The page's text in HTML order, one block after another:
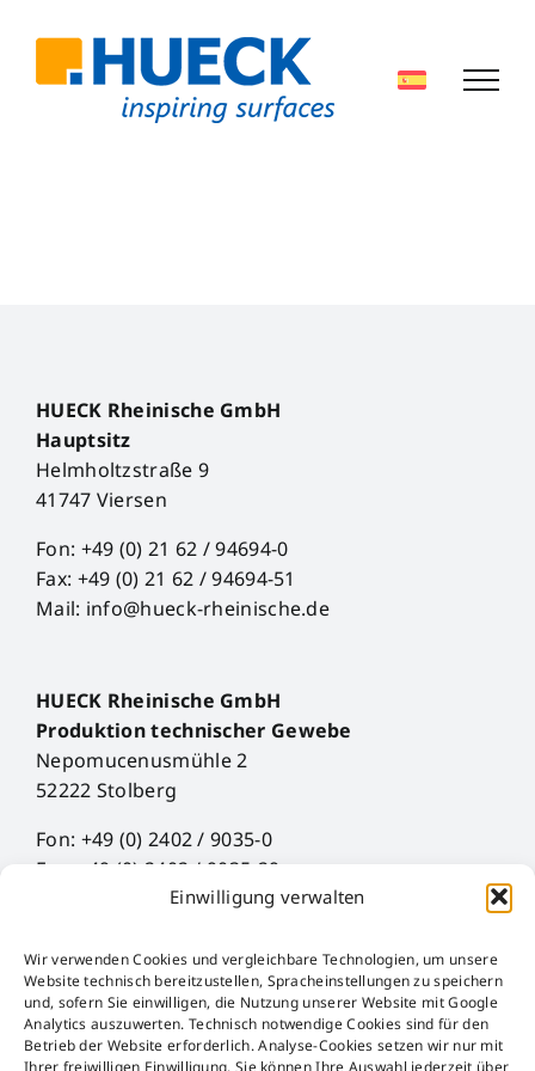
Einwilligung verwalten
Wir verwenden Cookies und vergleichbare Technologien, um unsere
Website technisch bereitzustellen, Spracheinstellungen zu speichern
und, sofern Sie einwilligen, die Nutzung unserer Website mit Google
Analytics auszuwerten. Technisch notwendige Cookies sind für den
Betrieb der Website erforderlich. Analyse-Cookies setzen wir nur mit
Ihrer freiwilligen Einwilligung. Sie können Ihre Auswahl jederzeit über
content
HUECK Rheinische GmbH
Hauptsitz
Helmholtzstraße 9
41747 Viersen
Fon: +49 (0) 21 62 / 94694-0
Fax: +49 (0) 21 62 / 94694-51
Mail: info@hueck-rheinische.de
HUECK Rheinische GmbH
Produktion technischer Gewebe
Nepomucenusmühle 2
52222 Stolberg
Fon: +49 (0) 2402 / 9035-0
Fax: +49 (0) 2402 / 9035-29
Mail: info@hueck-rheinische.de
Aviso legal
Protección de datos
AGB
AEB